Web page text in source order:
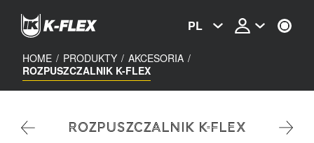
content
PL
HOME / PRODUKTY / AKCESORIA /
ROZPUSZCZALNIK K-FLEX
ROZPUSZCZALNIK K-FLEX